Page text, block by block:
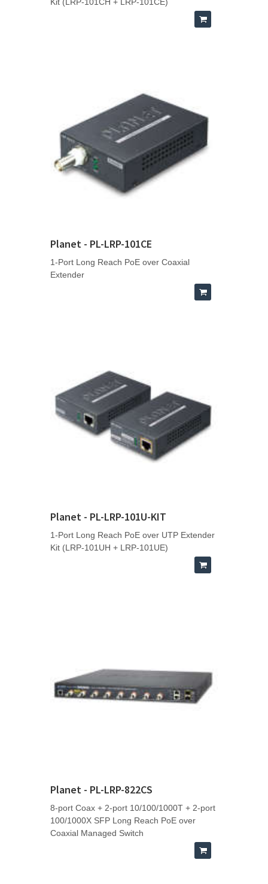
Planet - PL-LRP-101CE
1-Port Long Reach PoE over Coaxial
Extender
Planet - PL-LRP-101U-KIT
1-Port Long Reach PoE over UTP Extender
Kit (LRP-101UH + LRP-101UE)
Planet - PL-LRP-822CS
8-port Coax + 2-port 10/100/1000T + 2-port
100/1000X SFP Long Reach PoE over
Coaxial Managed Switch